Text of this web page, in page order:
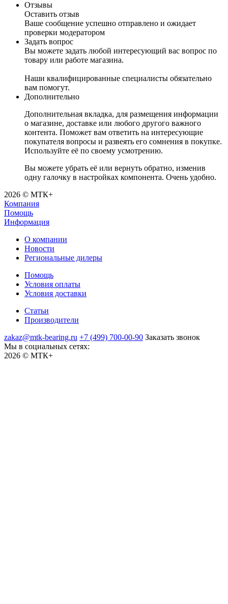
Отзывы
Оставить отзыв
Ваше сообщение успешно отправлено и ожидает
проверки модератором
Задать вопрос
Вы можете задать любой интересующий вас вопрос по
товару или работе магазина.
Наши квалифицированные специалисты обязательно
вам помогут.
Дополнительно
Дополнительная вкладка, для размещения информации
о магазине, доставке или любого другого важного
контента. Поможет вам ответить на интересующие
покупателя вопросы и развеять его сомнения в покупке.
Используйте её по своему усмотрению.
Вы можете убрать её или вернуть обратно, изменив
одну галочку в настройках компонента. Очень удобно.
2026 © МТК+
Компания
Помощь
Информация
О компании
Новости
Региональные дилеры
Помощь
Условия оплаты
Условия доставки
Статьи
Производители
zakaz@mtk-bearing.ru +7 (499) 700-00-90 Заказать звонок
Мы в социальных сетях:
2026 © МТК+